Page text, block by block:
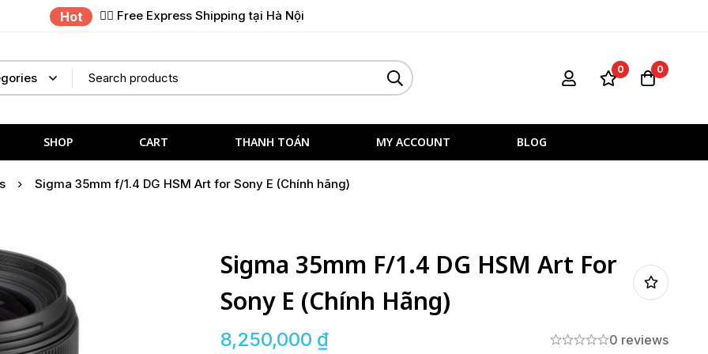
Hot ✌🏼 Free Express Shipping tại Hà Nội
0 0
SHOP CART THANH TOÁN MY ACCOUNT BLOG
Sigma 35mm f/1.4 DG HSM Art for Sony E (Chính hãng)
Sigma 35mm F/1.4 DG HSM Art For
Sony E (Chính Hãng)
8,250,000 ₫ 0 reviews